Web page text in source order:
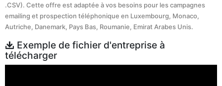
.CSV). Cette offre est adaptée à vos besoins pour les campagnes
emailing et prospection téléphonique en Luxembourg, Monaco,
Autriche, Danemark, Pays Bas, Roumanie, Emirat Arabes Unis.
Exemple de fichier d'entreprise à
télécharger